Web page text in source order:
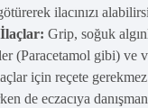
ilacınızı
İlaçlar: Grip, soğuk
(Paracetamol gibi) ve
için reçete
de eczacıya